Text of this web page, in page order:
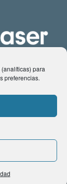
para
preferencias.
reservados |
| Contacto: